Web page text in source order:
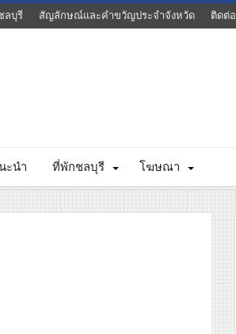
ลบุรี สัญลักษณ์และคำขวัญประจำจังหวัด ติดต่อ
ะนำ ที่พักชลบุรี โฆษณา